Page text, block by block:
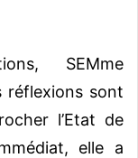
SEMme
réflexions sont
l’Etat de
elle a